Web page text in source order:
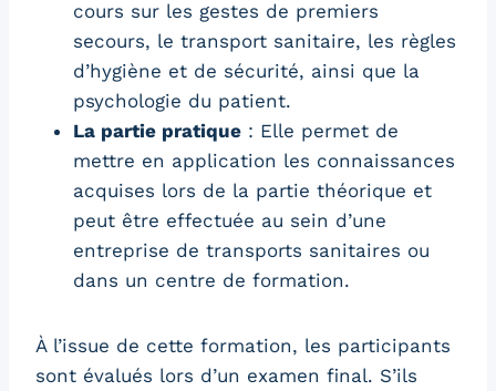
cours sur les gestes de premiers
secours, le transport sanitaire, les règles
d’hygiène et de sécurité, ainsi que la
psychologie du patient.
La partie pratique : Elle permet de
mettre en application les connaissances
acquises lors de la partie théorique et
peut être effectuée au sein d’une
entreprise de transports sanitaires ou
dans un centre de formation.
À l’issue de cette formation, les participants
sont évalués lors d’un examen final. S’ils